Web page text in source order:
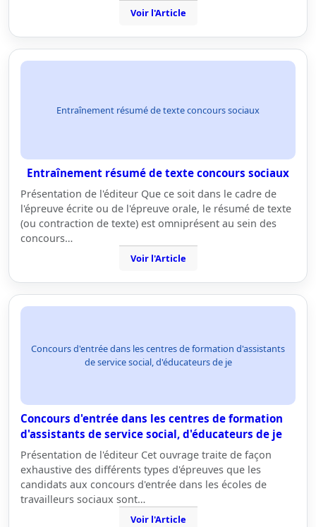
Voir l'Article
Entraînement résumé de texte concours sociaux
Entraînement résumé de texte concours sociaux
Présentation de l'éditeur Que ce soit dans le cadre de
l'épreuve écrite ou de l'épreuve orale, le résumé de texte
(ou contraction de texte) est omniprésent au sein des
concours…
Voir l'Article
Concours d'entrée dans les centres de formation d'assistants
de service social, d'éducateurs de je
Concours d'entrée dans les centres de formation
d'assistants de service social, d'éducateurs de je
Présentation de l'éditeur Cet ouvrage traite de façon
exhaustive des différents types d'épreuves que les
candidats aux concours d'entrée dans les écoles de
travailleurs sociaux sont…
Voir l'Article